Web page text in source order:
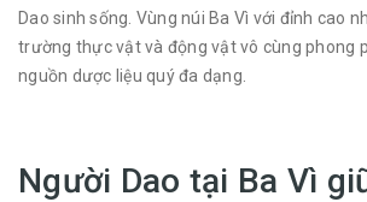
Dao sinh sống. Vùng núi Ba Vì với đỉnh cao
trường thực vật và động vật vô cùng phong
nguồn dược liệu quý đa dạng.
Người Dao tại Ba Vì